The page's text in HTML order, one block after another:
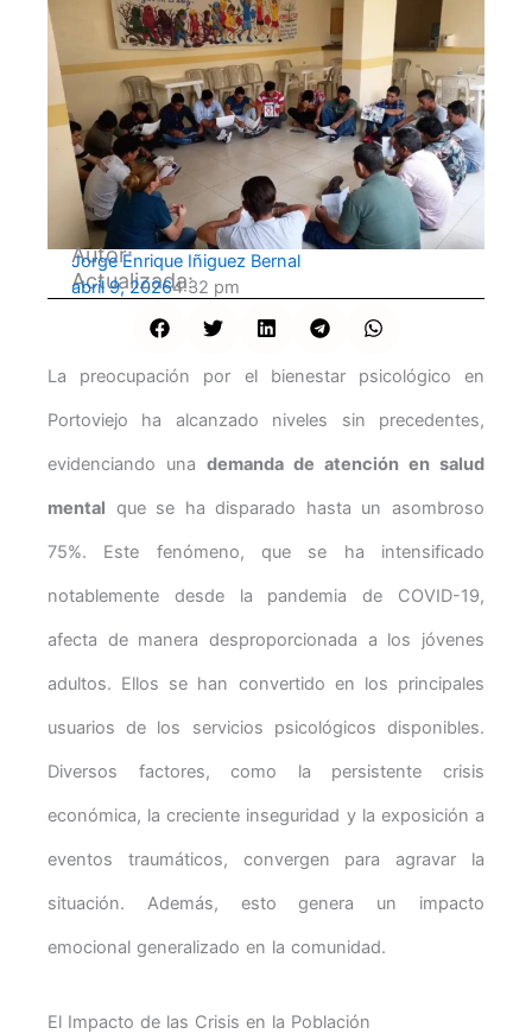
Autor:
Jorge Enrique Iñiguez Bernal
Actualizada:
abril 9, 20264:32 pm
La preocupación por el bienestar psicológico en
Portoviejo ha alcanzado niveles sin precedentes,
evidenciando una demanda de atención en salud
mental que se ha disparado hasta un asombroso
75%. Este fenómeno, que se ha intensificado
notablemente desde la pandemia de COVID-19,
afecta de manera desproporcionada a los jóvenes
adultos. Ellos se han convertido en los principales
usuarios de los servicios psicológicos disponibles.
Diversos factores, como la persistente crisis
económica, la creciente inseguridad y la exposición a
eventos traumáticos, convergen para agravar la
situación. Además, esto genera un impacto
emocional generalizado en la comunidad.
El Impacto de las Crisis en la Población